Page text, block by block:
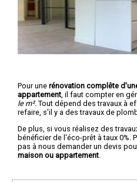
Pour une rénovation complête
appartement , il faut compter en
le m². Tout dépend des travaux à
refaire, s'il y a des travaux de
De plus, si vous réalisez des
bénéficier de l'éco-prêt à taux 0%.
pas à nous demander un devis
maison ou appartement